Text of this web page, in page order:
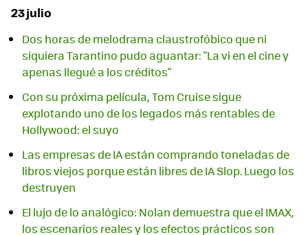
23 julio
Dos horas de melodrama claustrofóbico que ni
siquiera Tarantino pudo aguantar: "La vi en el cine y
apenas llegué a los créditos"
Con su próxima película, Tom Cruise sigue
explotando uno de los legados más rentables de
Hollywood: el suyo
Las empresas de IA están comprando toneladas de
libros viejos porque están libres de IA Slop. Luego los
destruyen
El lujo de lo analógico: Nolan demuestra que el IMAX,
los escenarios reales y los efectos prácticos son